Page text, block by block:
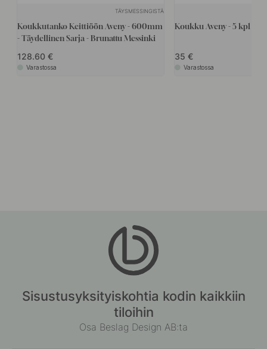
TÄYSMESSINGISTÄ
Koukkutanko Keittiöön Aveny - 600mm
- Täydellinen Sarja - Brunattu Messinki
128.60
Varastossa
Koukku Aveny - 5 kpl -
35
Varastossa
Sisustusyksityiskohtia kodin kaikkiin
tiloihin
Osa Beslag Design AB:ta